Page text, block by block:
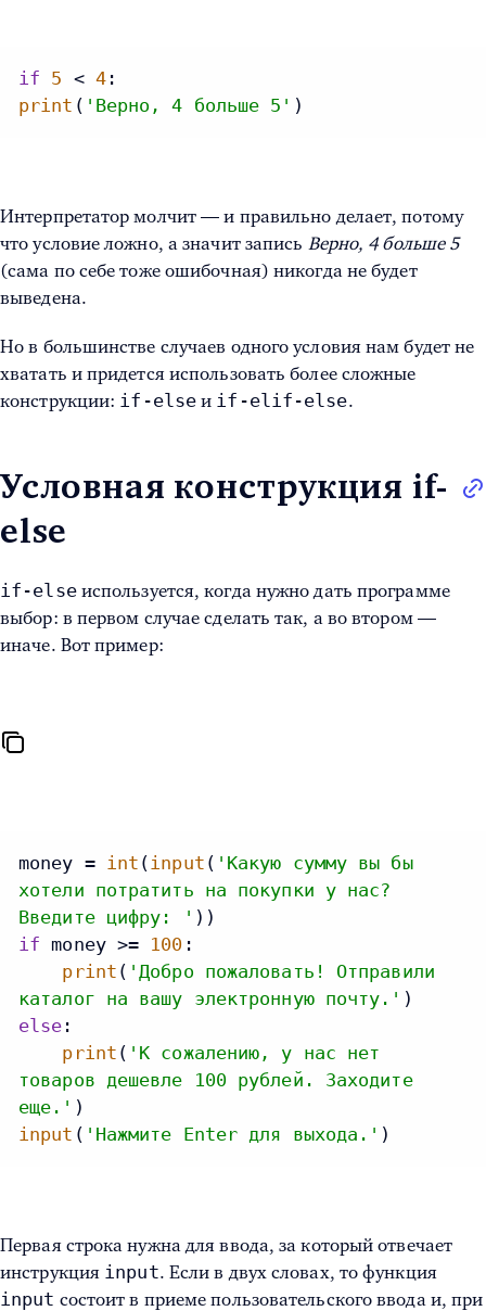
if 5 < 4
print ( 'Верно, 4 больше 5' )
Интерпретатор молчит — и правильно делает, потому
что условие ложно, а значит запись Верно, 4 больше 5
(сама по себе тоже ошибочная) никогда не будет
выведена.
Но в большинстве случаев одного условия нам будет не
хватать и придется использовать более сложные
конструкции: if-else и if-elif-else.
Условная конструкция if-
else
if-elseиспользуется, когда нужно дать программе
выбор: в первом случае сделать так, а во втором —
иначе. Вот пример:
money = int (input ( 'Какую сумму вы бы
хотели потратить на покупки у нас?
Введите цифру: '
if money >= 100 :
print ( 'Добро пожаловать! Отправили
каталог на вашу электронную почту.'
else :
print ( 'К сожалению, у нас нет
товаров дешевле 100 рублей. Заходите
еще.'
input ( 'Нажмите Enter для выхода.' )
Первая строка нужна для ввода, за который отвечает
инструкция input. Если в двух словах, то функция
input состоит в приеме пользовательского ввода и, при